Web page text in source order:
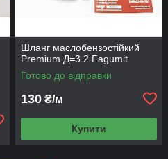
Шланг маслобензостійкий
Premium Д=3.2 Fagumit
Готово до відправки
130 ₴/м
Купити